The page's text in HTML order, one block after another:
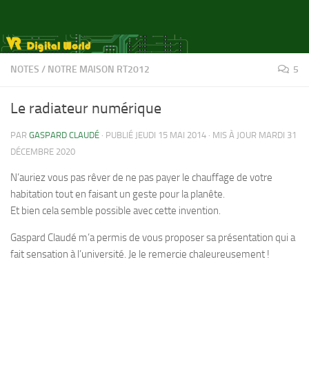
NOTES / NOTRE MAISON RT2012 5
Le radiateur numérique
PAR GASPARD CLAUDÉ · PUBLIÉ JEUDI 15 MAI 2014 · MIS À JOUR MARDI 31
DÉCEMBRE 2020
N’auriez vous pas rêver de ne pas payer le chauffage de votre
habitation tout en faisant un geste pour la planête.
Et bien cela semble possible avec cette invention.
Gaspard Claudé m’a permis de vous proposer sa présentation qui a
fait sensation à l’université. Je le remercie chaleureusement !